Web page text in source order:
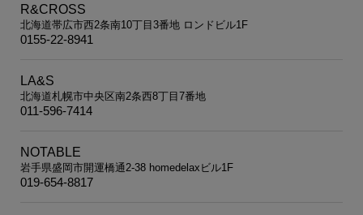
R&CROSS
北海道帯広市西2条南10丁目3番地 ロンドビル1F
0155-22-8941
LA&S
北海道札幌市中央区南2条西8丁目7番地
011-596-7414
NOTABLE
岩手県盛岡市開運橋通2-38 homedelaxビル1F
019-654-8817